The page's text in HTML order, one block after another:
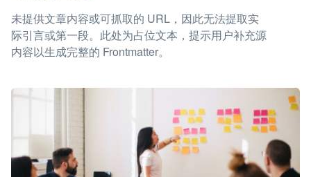
未提供文章内容或可抓取的 URL，因此无法提取实
际引言或第一段。此处为占位文本，提示用户补充源
内容以生成完整的 Frontmatter。